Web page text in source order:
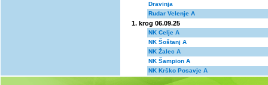
Dravinja
Rudar Velenje A
1. krog 06.09.25
NK Celje A
NK Šoštanj A
NK Žalec A
NK Šampion A
NK Krško Posavje A